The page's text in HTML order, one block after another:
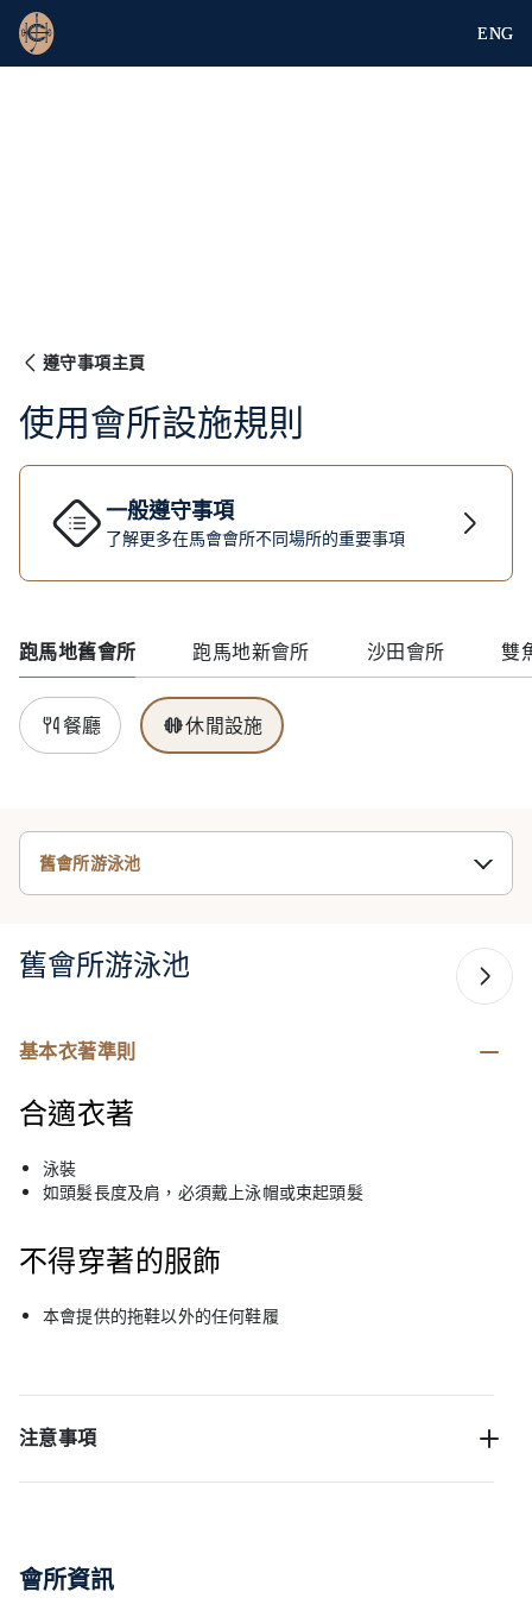
ENG
遵守事項主頁
使用會所設施規則
一般遵守事項
了解更多在馬會會所不同場所的重要事項
跑馬地舊會所 跑馬地新會所 沙田會所 雙
餐廳 休閒設施
舊會所游泳池
舊會所游泳池
基本衣著準則
合適衣著
泳裝
如頭髮長度及肩，必須戴上泳帽或束起頭髮
不得穿著的服飾
本會提供的拖鞋以外的任何鞋履
注意事項
會所資訊